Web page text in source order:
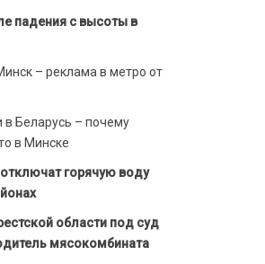
падения с высоты в
– реклама в метро от
в Беларусь – почему
в Минске
отключат горячую воду
области под суд
мясокомбината